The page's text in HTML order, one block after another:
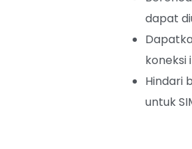
dapat
koneksi
Hindari
untuk